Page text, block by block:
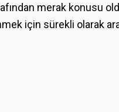
merak konusu
için sürekli olarak